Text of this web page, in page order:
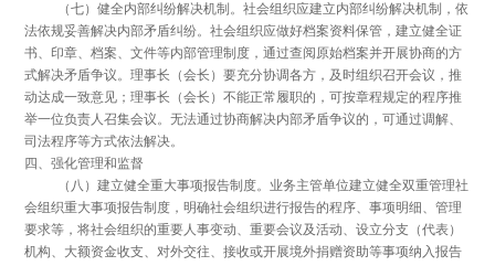
（七）健全内部纠纷解决机制。社会组织应建立内部纠纷解决机制，依
法依规妥善解决内部矛盾纠纷。社会组织应做好档案资料保管，建立健全证
书、印章、档案、文件等内部管理制度，通过查阅原始档案并开展协商的方
式解决矛盾争议。理事长（会长）要充分协调各方，及时组织召开会议，推
动达成一致意见；理事长（会长）不能正常履职的，可按章程规定的程序推
举一位负责人召集会议。无法通过协商解决内部矛盾争议的，可通过调解、
司法程序等方式依法解决。
四、强化管理和监督
（八）建立健全重大事项报告制度。业务主管单位建立健全双重管理社
会组织重大事项报告制度，明确社会组织进行报告的程序、事项明细、管理
要求等，将社会组织的重要人事变动、重要会议及活动、设立分支（代表）
机构、大额资金收支、对外交往、接收或开展境外捐赠资助等事项纳入报告